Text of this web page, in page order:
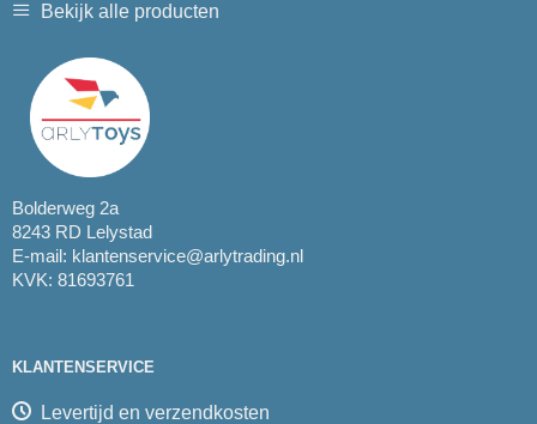
Bekijk alle producten
Bolderweg 2a
8243 RD Lelystad
E-mail: klantenservice@arlytrading.nl
KVK: 81693761
KLANTENSERVICE
Levertijd en verzendkosten